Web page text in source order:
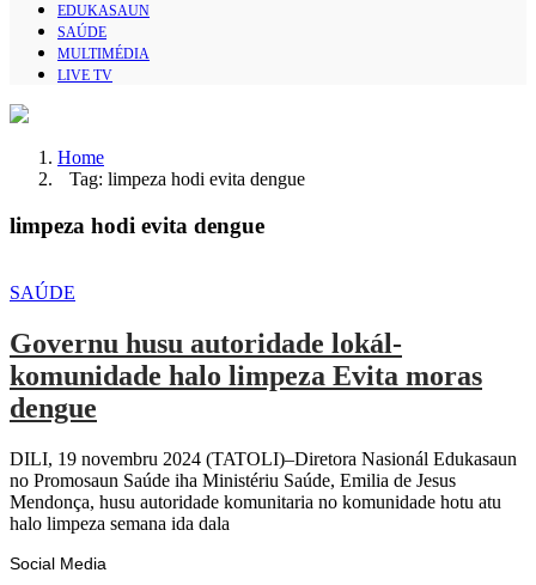
EDUKASAUN
SAÚDE
MULTIMÉDIA
LIVE TV
Home
Tag: limpeza hodi evita dengue
limpeza hodi evita dengue
SAÚDE
Governu husu autoridade lokál-
komunidade halo limpeza Evita moras
dengue
DILI, 19 novembru 2024 (TATOLI)–Diretora Nasionál Edukasaun
no Promosaun Saúde iha Ministériu Saúde, Emilia de Jesus
Mendonça, husu autoridade komunitaria no komunidade hotu atu
halo limpeza semana ida dala
Social Media